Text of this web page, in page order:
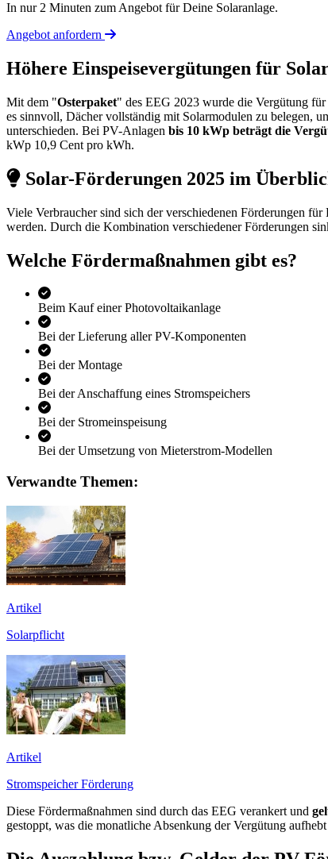
In nur 2 Minuten zum Angebot für Deine Solaranlage.
Angebot anfordern
Höhere Einspeisevergütungen für
Mit dem "Osterpaket" des EEG 2023 wurde die Vergütung
es sinnvoll, Dächer vollständig mit Solarmodulen zu belegen,
unterschieden. Bei PV-Anlagen bis 10 kWp beträgt die
kWp 10,9 Cent pro kWh.
Solar-Förderungen 2025 im
Viele Verbraucher sind sich der verschiedenen Förderungen
werden. Durch die Kombination verschiedener Förderungen
Welche Fördermaßnahmen gibt es?
Beim Kauf einer Photovoltaikanlage
Bei der Lieferung aller PV-Komponenten
Bei der Montage
Bei der Anschaffung eines Stromspeichers
Bei der Stromeinspeisung
Bei der Umsetzung von Mieterstrom-Modellen
Verwandte Themen:
Artikel
Solarpflicht
Artikel
Stromspeicher Förderung
Diese Fördermaßnahmen sind durch das EEG verankert und
gestoppt, was die monatliche Absenkung der Vergütung